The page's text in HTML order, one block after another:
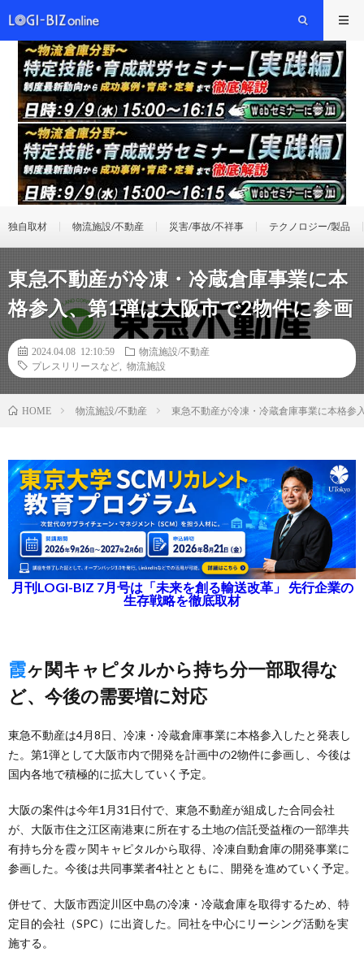
独自取材 物流施設/不動産 災害/事故/不祥事 テクノロジー/製品
東急不動産が冷凍・冷蔵倉庫事業に本
格参入、第1弾は大阪市で2物件に参画
2024.04.08 12:10:59
物流施設/不動産
プレスリリースなど
物流施設
HOME 物流施設/不動産 東急不動産が冷凍・冷蔵倉庫事業に本格参
月刊LOGI-BIZ 7月号は「未来を創る輸送改革」 先行企業の
生存戦略を徹底取材
霞ヶ関キャピタルから持ち分一部取得な
ど、今後の需要増に対応
東急不動産は4月8日、冷凍・冷蔵倉庫事業に本格参入したと発表し
た。第1弾として大阪市内で開発を計画中の2物件に参画し、今後は
国内各地で積極的に拡大していく予定。
大阪の案件は今年1月31日付で、東急不動産が組成した合同会社
が、大阪市住之江区南港東に所在する土地の信託受益権の一部準共
有持ち分を霞ヶ関キャピタルから取得、冷凍自動倉庫の開発事業に
参画した。今後は共同事業者4社とともに、開発を進めていく予定。
併せて、大阪市西淀川区中島の冷凍・冷蔵倉庫を取得するため、特
定目的会社（SPC）に出資した。同社を中心にリーシング活動を実
施する。